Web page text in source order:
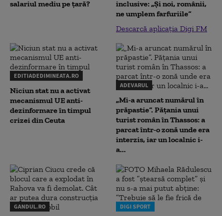
salariul mediu pe țară?
inclusive: „Și noi, românii,
ne umplem farfuriile”
Descarcă aplicația Digi FM
EDITIADEDIMINEATA.RO
Niciun stat nu a activat
mecanismul UE anti-
dezinformare în timpul
crizei din Ceuta
ADEVARUL
„Mi-a aruncat numărul în
prăpastie”. Pățania unui
turist român în Thassos: a
parcat într-o zonă unde era
interzis, iar un localnic i-
a...
GANDUL.RO DIGI SPORT